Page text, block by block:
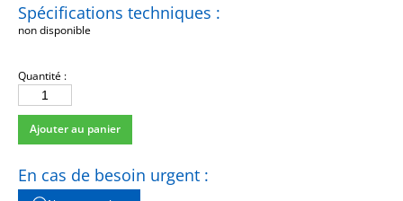
Spécifications techniques :
non disponible
Quantité :
quantité
de
003EBAB-
Ajouter au panier
En cas de besoin urgent :